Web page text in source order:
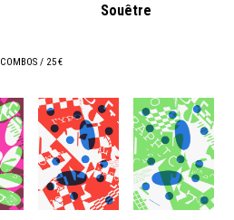
Souêtre
COMBOS / 25 €